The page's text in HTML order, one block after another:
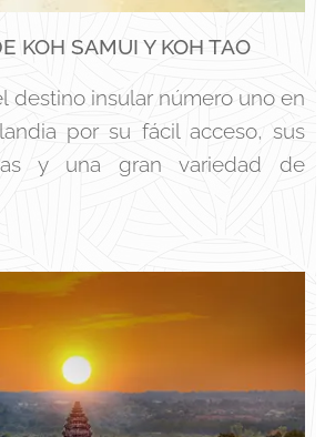
KOH SAMUI Y KOH TAO
destino insular número uno en
por su fácil acceso, sus
y una gran variedad de